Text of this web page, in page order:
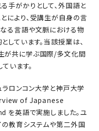
手がかりとして、外国語と
により、受講生が自身の言
る言語や文脈における物
ています。当該授業は、
が共に学ぶ国際/多文化間
います。
ロンコン大学と神戸大学
of Japanese
英語で実施しました。ユ
の教育システムや第二外国